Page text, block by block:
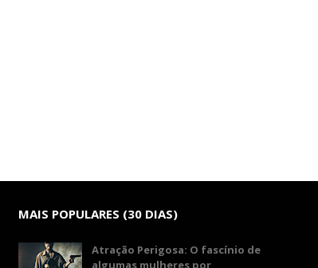
MAIS POPULARES (30 DIAS)
Atração Perigosa: O fascínio de
algumas mulheres por